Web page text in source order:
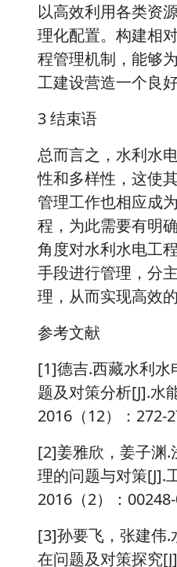
以高效利用各类资
理化配置。构建相
程管理机制，能够
工建设营造一个良好
3 结束语
总而言之，水利水
性和多样性，这使
管理工作也相应成
程，为此需要有明
角度对水利水电工
手段进行管理，分
理，从而实现高效
参考文献
[1]德吉.西藏水利水
题及对策分析[J].水
2016（12）：272-
[2]姜雅欣，姜子渊.
理的问题与对策[J].
2016（2）：
[3]孙要飞，张建伟.
在问题及对策探究